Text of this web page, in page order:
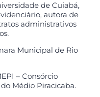
de Cuiabá,
autora de
administrativos
Municipal de Rio
– Consórcio
Médio Piracicaba.